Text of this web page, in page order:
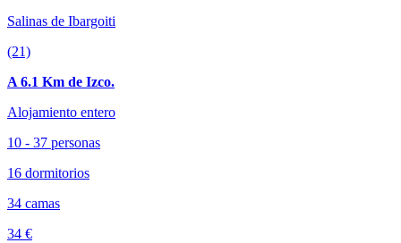
Salinas de Ibargoiti
(21)
A 6.1 Km de Izco.
Alojamiento entero
10 - 37 personas
16 dormitorios
34 camas
34 €